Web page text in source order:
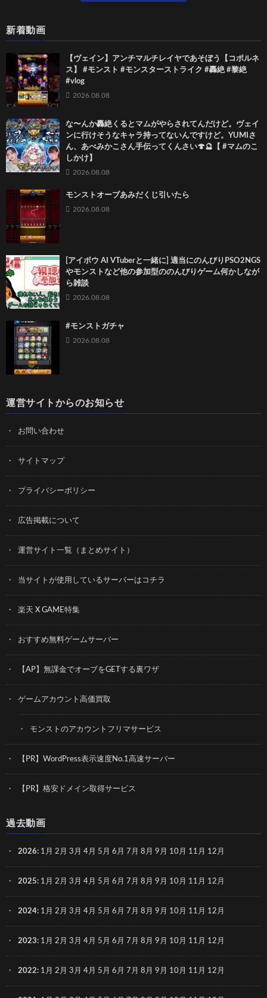
新着動画
【ヴェイン】アンチマルチレイヤであそぼう【コポルネ
ス】 #モンスト #モンスターストライク #轟絶 #黎絶
#vlog
2026.08.08
な〜んか轟絶くるとマムがやらされてんだけど。ヴェイ
ンに行けそうなキャラ持ってないんですけど。YUMIさ
ん、あべみかこさん手伝ってくんさい🍄🔮【 #マムのこ
しかけ】
2026.08.08
モンストオーブあみだくじ引いたら
2026.08.08
[アイボウ AI VTuberと一緒に] 適当にのんびりPSO2NGS
やモンストなど他の参加型ののんびりゲーム何かしなが
ら雑談
2026.08.08
#モンストガチャ
2026.08.08
運営サイトからのお知らせ
お問い合わせ
サイトマップ
プライバシーポリシー
広告掲載について
運営サイト一覧（まとめサイト）
当サイトが使用しているサーバーはコチラ
楽天 X GAME特集
おすすめ無料ゲームサーバー
【AP】無課金でオーブをGETする裏ワザ
ゲームアカウント高価買取
モンストのアカウントフリマサービス
【PR】WordPress表示速度No.1高速サーバー
【PR】格安ドメイン取得サービス
過去動画
2026: 1月 2月 3月 4月 5月 6月 7月 8月 9月 10月 11月 12月
2025: 1月 2月 3月 4月 5月 6月 7月 8月 9月 10月 11月 12月
2024: 1月 2月 3月 4月 5月 6月 7月 8月 9月 10月 11月 12月
2023: 1月 2月 3月 4月 5月 6月 7月 8月 9月 10月 11月 12月
2022: 1月 2月 3月 4月 5月 6月 7月 8月 9月 10月 11月 12月